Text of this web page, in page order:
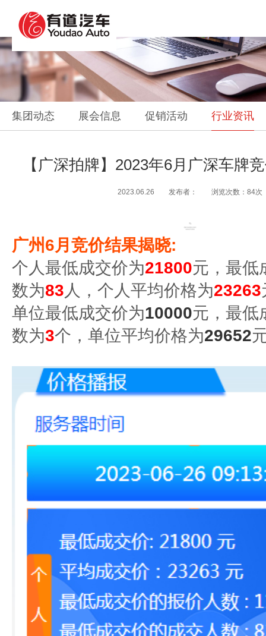
集团动态 展会信息 促销活动 行业资讯
【广深拍牌】2023年6月广深车牌
2023.06.26 发布者： 浏览次数：84次
广州6月竞价结果揭晓:
个人最低成交价为21800元，最低
数为83人， 个人平均价格为23263
单位最低成交价为10000元，最低
数为3个，单位平均价格为29652